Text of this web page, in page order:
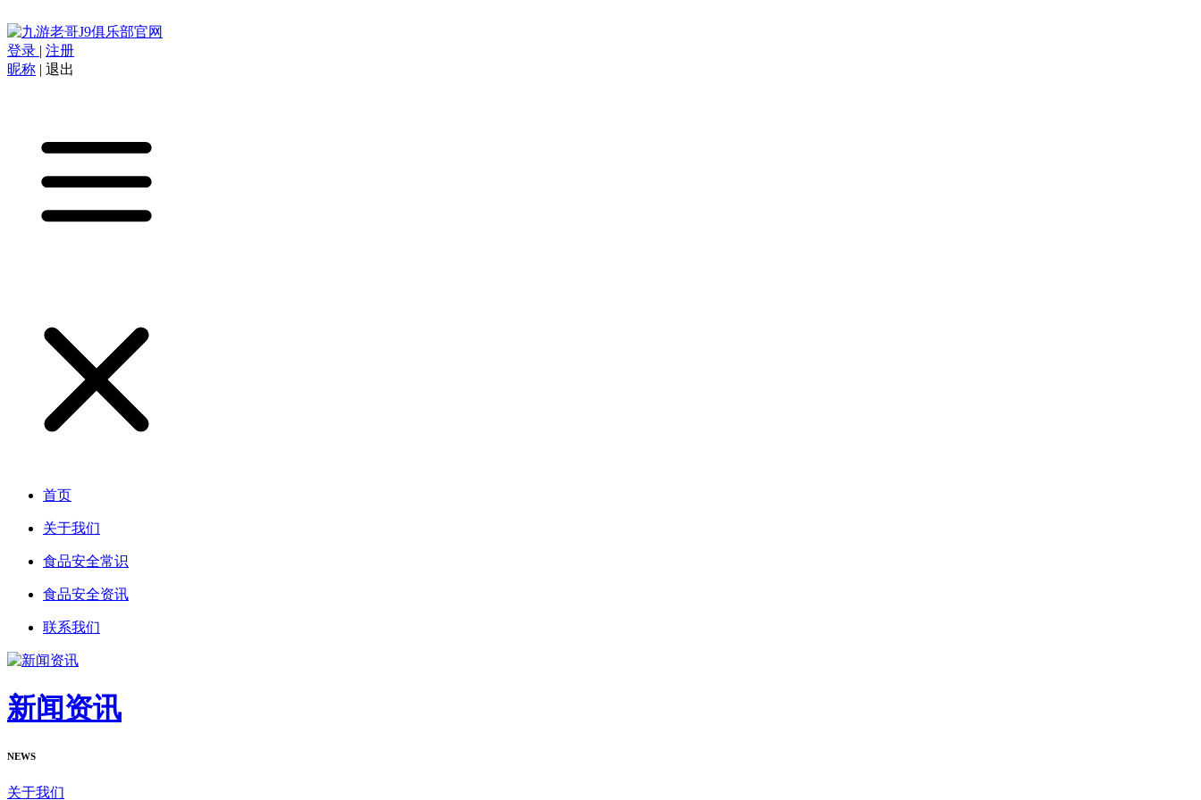
登录 | 注册
昵称 | 退出
首页
关于我们
食品安全常识
食品安全资讯
联系我们
新闻资讯
NEWS
关于我们